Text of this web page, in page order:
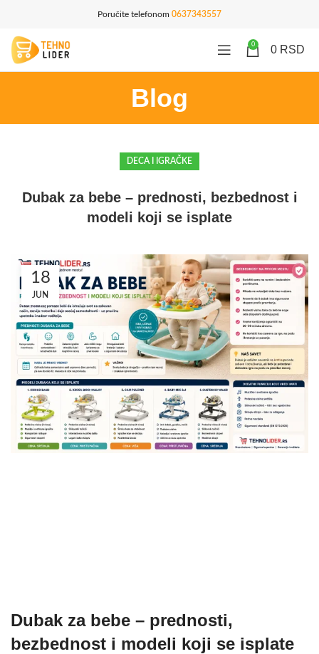
Poručite telefonom 0637343557
0 0 RSD
Blog
DECA I IGRAČKE
Dubak za bebe – prednosti, bezbednost i
modeli koji se isplate
18
JUN
Dubak za bebe – prednosti,
bezbednost i modeli koji se isplate